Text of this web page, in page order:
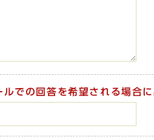
ルでの回答を希望される場合